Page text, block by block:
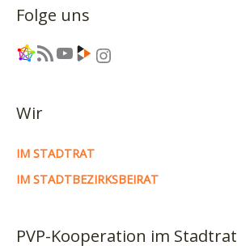
Cannabis
Dresden
Folge uns
Link RSS-Feed YouTube Link Instagram
Wir
IM STADTRAT
IM STADTBEZIRKSBEIRAT
PVP-Kooperation im Stadtrat